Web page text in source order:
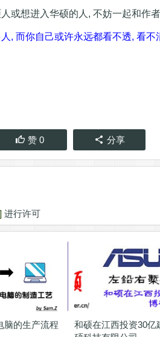
或想进入华硕的人, 不妨一起和作
, 而你自己或许永远都看不透, 看不
赞 0 分享
进行许可
脑的生产流程
和硕在江西投资30亿